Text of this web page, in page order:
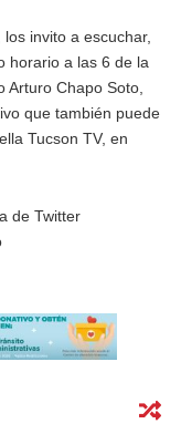
invito a escuchar,
horario a las 6 de la
Arturo Chapo Soto,
que también puede
Tucson TV, en
de Twitter